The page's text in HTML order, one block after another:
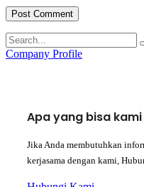
Company Profile
Apa yang bisa
Jika Anda membutuhkan
kerjasama dengan kami,